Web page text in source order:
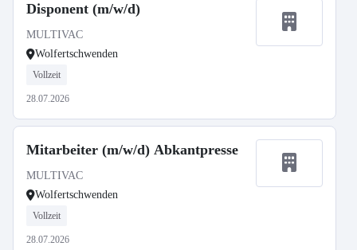
Disponent (m/w/d)
MULTIVAC
Wolfertschwenden
Vollzeit
28.07.2026
Mitarbeiter (m/w/d) Abkantpresse
MULTIVAC
Wolfertschwenden
Vollzeit
28.07.2026